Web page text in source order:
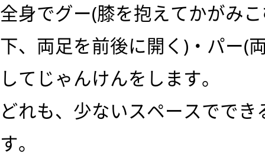
全身でグー(膝を抱えてかがみ
下、両足を前後に開く)・パー(
してじゃんけんをします。
どれも、少ないスペースでで
す。